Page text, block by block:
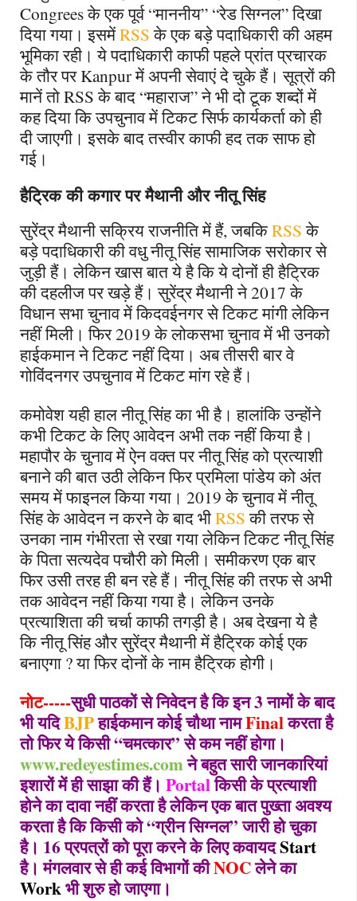
Congreesके एक पूर्व“माननीय” “रेड सिग्नल”दिखा
दिया गया। इसमेंRSS के एक बड़े पदाधिकारी की अहम
भूमिका रही। ये पदाधिकारी काफी पहले प्रांत प्रचारक
के तौर परKanpurमें अपनी सेवाएं दे चुके हैं। सूत्रों की
मानें तोRSSके बाद “महाराज”ने भी दो टूक शब्दों में
कह दिया कि उपचुनाव में टिकट सिर्फ कार्यकर्ता को ही
दी जाएगी। इसके बाद तस्वीर काफी हद तक साफ हो
गई।
हैट्रिक की कगार पर मैथानी और नीतू सिंह
सुरेंद्र मैथानी सक्रिय राजनीति में हैं, जबकिRSSके
बड़े पदाधिकारी की वधु नीतू सिंह सामाजिक सरोकार से
जुड़ी हैं। लेकिन खास बात ये है कि ये दोनों ही हैट्रिक
की दहलीज पर खड़े हैं। सुरेंद्र मैथानी ने 2017 के
विधान सभा चुनाव में किदवईनगर से टिकट मांगी लेकिन
नहीं मिली। फिर 2019 के लोकसभा चुनाव में भी उनको
हाईकमान ने टिकट नहीं दिया। अब तीसरी बार वे
गोविंदनगर उपचुनाव में टिकट मांग रहे हैं।
कमोवेश यही हाल नीतू सिंह का भी है। हालांकि उन्होंने
कभी टिकट के लिए आवेदन अभी तक नहीं किया है।
महापौर के चुनाव में ऐन वक्त पर नीतू सिंह को प्रत्याशी
बनाने की बात उठी लेकिन फिर प्रमिला पांडेय को अंत
समय में फाइनल किया गया। 2019 के चुनाव में नीतू
सिंह के आवेदन न करने के बाद भीRSS की तरफ से
उनका नाम गंभीरता से रखा गया लेकिन टिकट नीतू सिंह
के पिता सत्यदेव पचौरी को मिली। समीकरण एक बार
फिर उसी तरह ही बन रहे हैं। नीतू सिंह की तरफ से अभी
तक आवेदन नहीं किया गया है। लेकिन उनके
प्रत्याशिता की चर्चा काफी तगड़ी है। अब देखना ये है
कि नीतू सिंह और सुरेंद्र मैथानी में हैट्रिक कोई एक
बनाएगा ?या फिर दोनों के नाम हैट्रिक होगी।
नोट-----सुधी पाठकों से निवेदन है कि इन 3 नामों के बाद
भी यदिBJPहाईकमान कोई चौथा नामFinalकरता है
तो फिर ये किसी“चमत्कार”से कम नहीं होगा।
www.redeyestimes.comने बहुत सारी जानकारियां
इशारों में ही साझा की हैं। Portalकिसी के प्रत्याशी
होने का दावा नहीं करता है लेकिन एक बात पुख्ता अवश्य
करता है कि किसी को“ग्रीन सिग्नल”जारी हो चुका
है। 16प्रपत्रों को पूरा करने के लिए कवायदStart
है। मंगलवार से ही कई विभागों कीNOCलेने का
Workभी शुरु हो जाएगा।